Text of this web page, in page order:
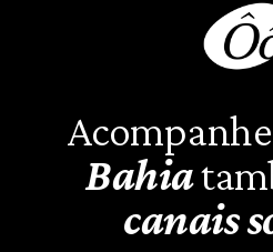
Bahia
canais